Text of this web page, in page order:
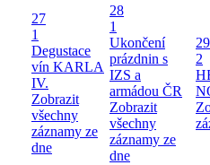
27
1
Degustace
vín KARLA
IV.
Zobrazit
všechny
záznamy ze
dne
28
1
Ukončení
prázdnin s
IZS a
armádou ČR
Zobrazit
všechny
záznamy ze
dne
29
2